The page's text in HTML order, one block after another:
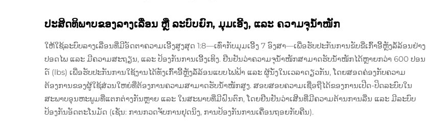
ປະສິດທິພາບຂອງລາງເລື່ອນ ຫຼື ລະບົບຍົກ, ມຸມເອີ້ງ, ແລະ ຄວາມຈຸນ້ຳໜັກ
ໃຫ້ໃຊ້ລະບົບລາງເລື່ອນທີ່ມີອັດຕາຄວາມເອີ້ງສູງສຸດ 1:8—ເທົ່າກັບມຸມເອີ້ງ 7 ອົງສາ—ເພື່ອຮັບປະກັນການຂັບຂີ່ເກົ້າອີ້ຫຼັງລໍ້ລ້ອນຢ່າງ
ປອດໄພ ແລະ ມີຄວາມສະຖຽນ, ແລະ ປ້ອງກັນການເອີ້ງເທິງ. ຢືນຢັນວ່າຄວາມຈຸນ້ຳໜັກສາມາດຮັບນ້ຳໜັກໄດ້ຫຼາຍກວ່າ 600 ປອນ
ດ໌ (lbs) ເພື່ອຮັບປະກັນການໃຊ້ງານໄດ້ທັງເກົ້າອີ້ຫຼັງລໍ້ລ້ອນແບບໄຟຟ້າ ແລະ ຜູ້ນັ່ງໃນເວລາດຽວກັນ, ໂດຍສອດຄ່ອງກັບຄວາມ
ຕ້ອງການຂອງຜູ້ໃຊ້ສ່ວນໃຫຍ່ທີ່ຕ້ອງການຄວາມສາມາດຮັບນ້ຳໜັກສູງ. ສອບສອບຄວາມເຊື່ອຖືໄດ້ຂອງການເປີດ-ປິດລະບົບໃນ
ສະພາບອຸນຫະພູມທີ່ແຕກຕ່າງກັນຫຼາຍ ແລະ ໃນສະພາບທີ່ມີຝົນຕົກ, ໂດຍຢືນຢັນວ່າເສີນທີ່ມີຄວາມຕ້ານການລື່ນ ແລະ ມີລະບົບ
ປ້ອງກັນອັດຕະໂນມັດ (ເຊັ່ນ: ການກວດຈັບການຢຸດນິງ, ການປ້ອງກັນການເຄື່ອນຖອຍກັບຄືນ).